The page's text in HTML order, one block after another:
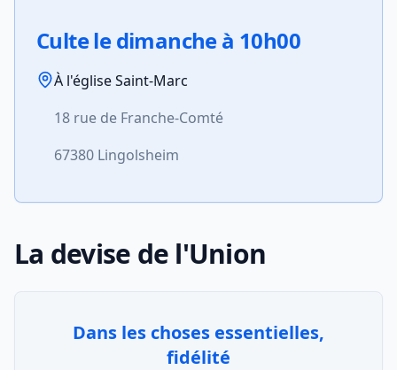
Culte le dimanche à 10h00
À l'église Saint-Marc
18 rue de Franche-Comté
67380 Lingolsheim
La devise de l'Union
Dans les choses essentielles,
fidélité